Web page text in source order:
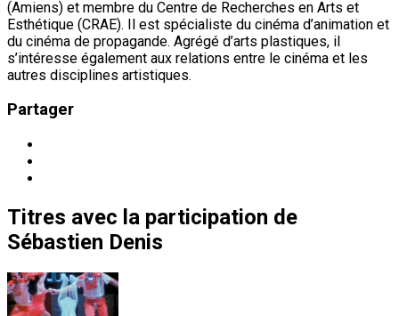
(Amiens) et membre du Centre de Recherches en Arts et
Esthétique (CRAE). Il est spécialiste du cinéma d’animation et
du cinéma de propagande. Agrégé d’arts plastiques, il
s’intéresse également aux relations entre le cinéma et les
autres disciplines artistiques.
Partager
Titres avec la participation de
Sébastien Denis